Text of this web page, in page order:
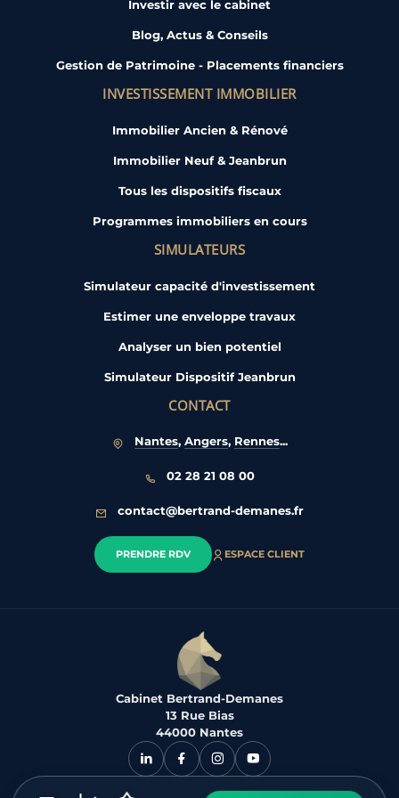
Nous sommes ravis d’avoir choisi le Cabinet
professionnalisme et leur sens des relations
humaines car au-delà d’un projet, nous avions
terrain et proches de nos valeurs. Espérant, si
nos finances nous le permettent de construire
un deuxième projet avec eux.
Investir avec le cabinet
Blog, Actus & Conseils
Gestion de Patrimoine - Placements financiers
INVESTISSEMENT IMMOBILIER
Immobilier Ancien & Rénové
Immobilier Neuf & Jeanbrun
Tous les dispositifs fiscaux
Programmes immobiliers en cours
SIMULATEURS
Simulateur capacité d'investissement
Estimer une enveloppe travaux
Analyser un bien potentiel
Simulateur Dispositif Jeanbrun
CONTACT
Nantes, Angers, Rennes...
02 28 21 08 00
contact@bertrand-demanes.fr
PRENDRE RDV ESPACE CLIENT
Cabinet Bertrand-Demanes
13 Rue Bias
44000 Nantes